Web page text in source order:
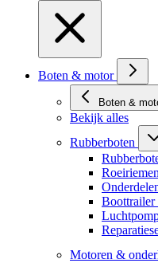
Boten & motor
Boten &
Bekijk alles
Rubberboten
Boottrailer
Motoren &